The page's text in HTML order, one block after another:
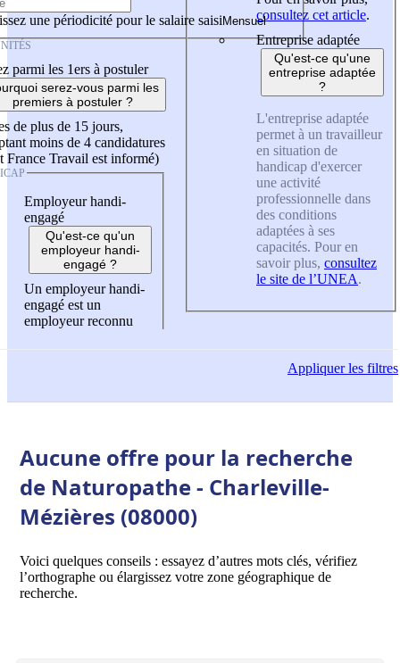
une périodicité pour le salaire saisi
parmi les 1ers à postuler
serez-vous parmi les
premiers à postuler ?
de plus de 15 jours,
moins de 4 candidatures
France Travail est informé)
Employeur handi-
engagé
Qu'est-ce qu'un
employeur handi-
engagé ?
Un employeur handi-
engagé est un
employeur reconnu
consultez cet article.
Entreprise adaptée
Qu'est-ce qu'une
entreprise adaptée
?
L'entreprise adaptée
permet à un travailleur
en situation de
handicap d'exercer
une activité
professionnelle dans
des conditions
adaptées à ses
capacités. Pour en
savoir plus, consultez
le site de l’UNEA.
Appliquerles filtres
Aucune offre pour la recherche
de Naturopathe - Charleville-
Mézières (08000)
Voici quelques conseils : essayez d’autres mots clés, vérifiez
l’orthographe ou élargissez votre zone géographique de
recherche.